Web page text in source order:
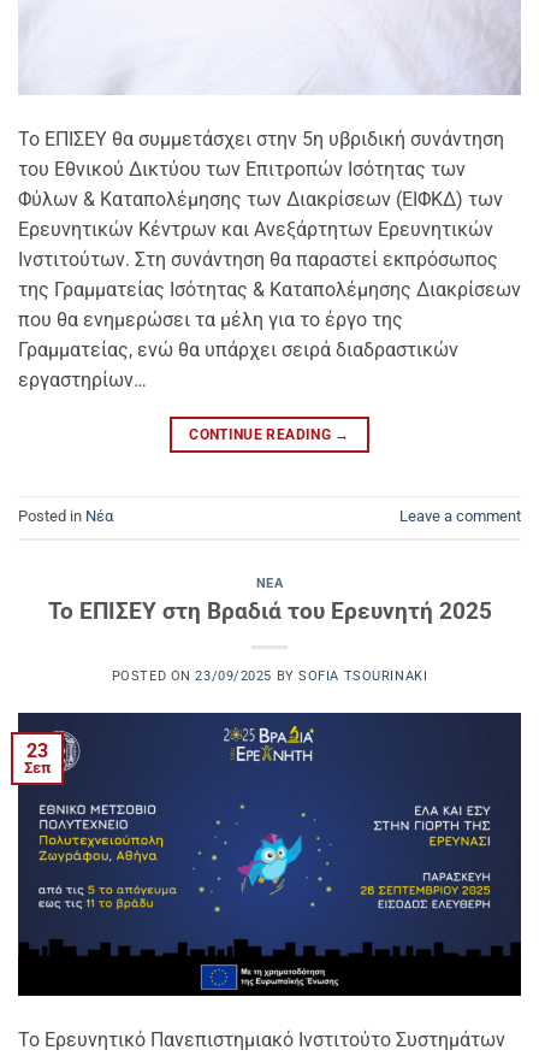
Το ΕΠΙΣΕΥ θα συμμετάσχει στην 5η υβριδική συνάντηση
του Εθνικού Δικτύου των Επιτροπών Ισότητας των
Φύλων & Καταπολέμησης των Διακρίσεων (ΕΙΦΚΔ) των
Ερευνητικών Κέντρων και Ανεξάρτητων Ερευνητικών
Ινστιτούτων. Στη συνάντηση θα παραστεί εκπρόσωπος
της Γραμματείας Ισότητας & Καταπολέμησης Διακρίσεων
που θα ενημερώσει τα μέλη για το έργο της
Γραμματείας, ενώ θα υπάρχει σειρά διαδραστικών
εργαστηρίων…
CONTINUE READING →
Posted in Νέα Leave a comment
ΝΈΑ
Το ΕΠΙΣΕΥ στη Βραδιά του Ερευνητή 2025
POSTED ON23/09/2025 BYSOFIA TSOURINAKI
23
Σεπ
Το Ερευνητικό Πανεπιστημιακό Ινστιτούτο Συστημάτων